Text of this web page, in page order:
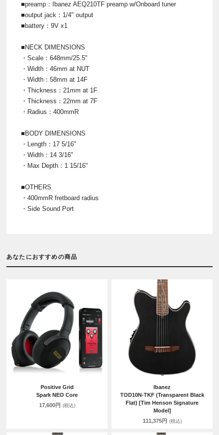
■preamp：Ibanez AEQ210TF preamp w/Onboard tuner
■output jack：1/4" output
■battery：9V x1
■NECK DIMENSIONS
・Scale：648mm/25.5"
・Width：46mm at NUT
・Width：58mm at 14F
・Thickness：21mm at 1F
・Thickness：22mm at 7F
・Radius：400mmR
■BODY DIMENSIONS
・Length：17 5/16"
・Width：14 3/16"
・Max Depth：1 15/16"
■OTHERS
・400mmR fretboard radius
・Side Sound Port
あなたにおすすめの商品
Positive Grid
Spark NEO Core
17,600円 (税込)
Ibanez
TOD10N-TKF (Transparent Black
Flat) [Tim Henson Signature
Model]
111,375円 (税込)